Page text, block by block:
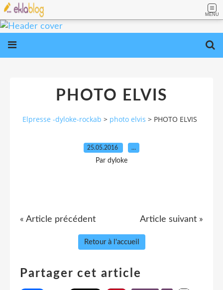
MENU
PHOTO ELVIS
Elpresse -dyloke-rockab > photo elvis > PHOTO ELVIS
25.05.2016 …
Par dyloke
« Article précédent Article suivant »
Retour à l'accueil
Partager cet article